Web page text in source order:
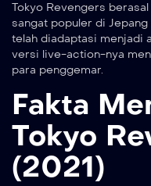
Tokyo Revengers
sangat populer di
telah diadaptasi menjadi
versi live-action-nya
para penggemar.
Fakta
Tokyo
(2021)